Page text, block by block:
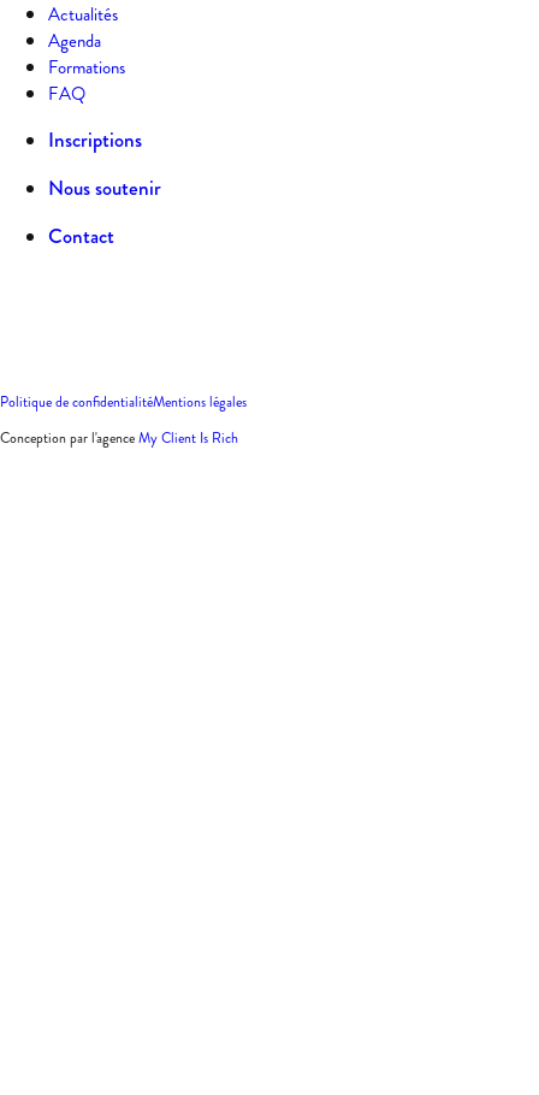
Actualités
Agenda
Formations
FAQ
Inscriptions
Nous soutenir
Contact
Politique de confidentialitéMentions légales
Conception par l'agenceMy Client Is Rich